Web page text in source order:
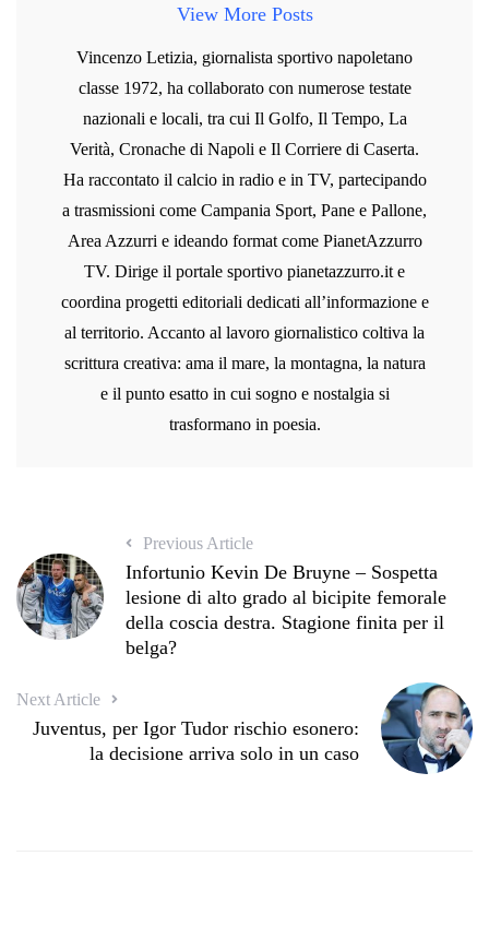
View More Posts
Vincenzo Letizia, giornalista sportivo napoletano
classe 1972, ha collaborato con numerose testate
nazionali e locali, tra cui Il Golfo, Il Tempo, La
Verità, Cronache di Napoli e Il Corriere di Caserta.
Ha raccontato il calcio in radio e in TV, partecipando
a trasmissioni come Campania Sport, Pane e Pallone,
Area Azzurri e ideando format come PianetAzzurro
TV. Dirige il portale sportivo pianetazzurro.it e
coordina progetti editoriali dedicati all’informazione e
al territorio. Accanto al lavoro giornalistico coltiva la
scrittura creativa: ama il mare, la montagna, la natura
e il punto esatto in cui sogno e nostalgia si
trasformano in poesia.
Previous Article
Infortunio Kevin De Bruyne – Sospetta
lesione di alto grado al bicipite femorale
della coscia destra. Stagione finita per il
belga?
Next Article
Juventus, per Igor Tudor rischio esonero:
la decisione arriva solo in un caso